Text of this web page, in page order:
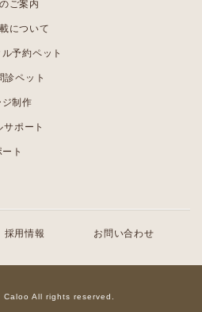
ご案内
について
予約ペット
診ペット
制作
ポート
ト
採用情報 お問い合わせ
All rights reserved.